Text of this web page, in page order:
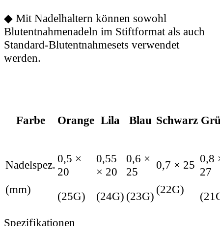
◆ Mit Nadelhaltern können sowohl
Blutentnahmenadeln im Stiftformat als auch
Standard-Blutentnahmesets verwendet
werden.
Farbe Orange Lila Blau Schwarz
Nadelspez.
(mm)
0,5 ×
20
(25G)
0,55
× 20
(24G)
0,6 ×
25
(23G)
0,7 × 25
(22G)
0,8
27
Spezifikationen